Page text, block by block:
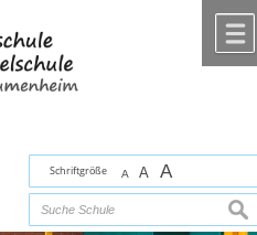
Schriftgröße A A A